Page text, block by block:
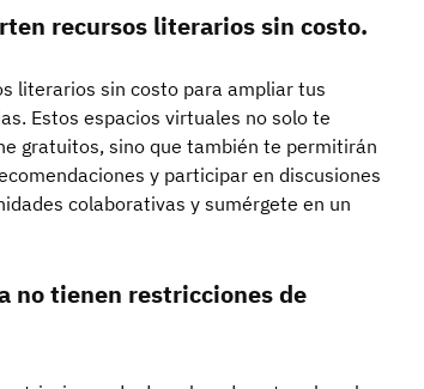
recursos literarios sin costo.
literarios sin costo para ampliar tus
Estos espacios virtuales no solo te
gratuitos, sino que también te permitirán
y participar en discusiones
colaborativas y sumérgete en un
no tienen restricciones de